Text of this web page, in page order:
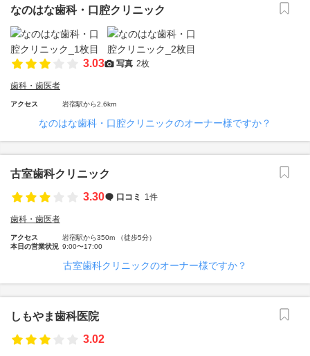
なのはな歯科・口腔クリニック
3.03 写真 2枚
歯科・歯医者
アクセス 岩宿駅から2.6km
なのはな歯科・口腔クリニックのオーナー様ですか？
古室歯科クリニック
3.30
口コミ 1件
歯科・歯医者
アクセス
岩宿駅から350m （徒歩5分）
本日の営業状況 9:00〜17:00
古室歯科クリニックのオーナー様ですか？
しもやま歯科医院
3.02